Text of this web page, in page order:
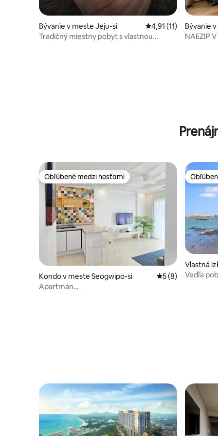
Bývanie v meste Jeju-si Priemerné
4,91 (11)
Tradičný miestny pobyt s vlastnou
Bývanie
si
NAEZIP
Obľúbené medzi hosťami
Obľúbené medzi hosťami
Kondo v meste Seogwipo-si Priemerné
5 (8)
Apartmán
Vlastná
eub,
Vedľa